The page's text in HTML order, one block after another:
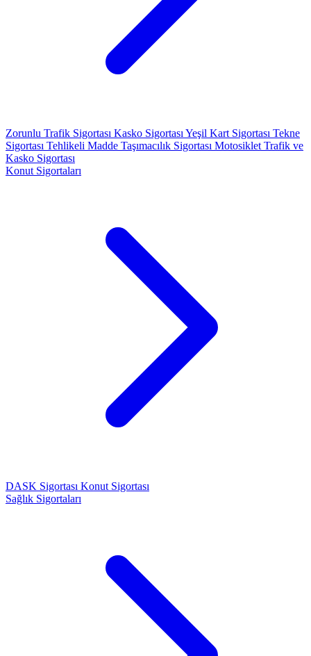
Zorunlu Trafik Sigortası Kasko Sigortası Yeşil Kart Sigortası Tekne
Sigortası Tehlikeli Madde Taşımacılık Sigortası Motosiklet Trafik ve
Kasko Sigortası
Konut Sigortaları
DASK Sigortası Konut Sigortası
Sağlık Sigortaları